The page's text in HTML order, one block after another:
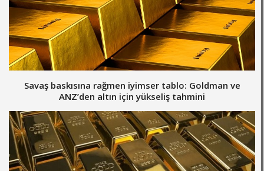
Savaş baskısına rağmen iyimser tablo: Goldman ve
ANZ’den altın için yükseliş tahmini